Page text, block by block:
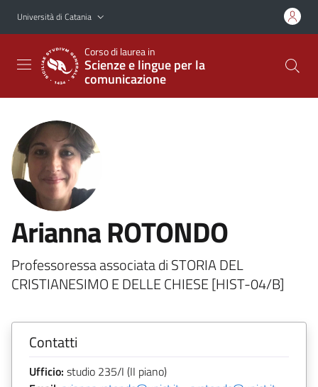
Vai al contenuto principale
Vai al menu di navigazione
Università di Catania
Corso di laurea in
Scienze e lingue per la
comunicazione
Arianna ROTONDO
Professoressa associata di STORIA DEL
CRISTIANESIMO E DELLE CHIESE [HIST-04/B]
Contatti
Ufficio: studio 235/I (II piano)